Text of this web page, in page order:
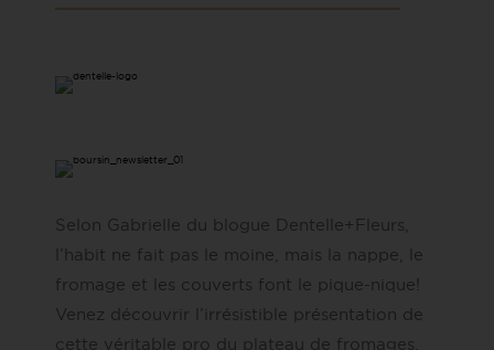
Selon Gabrielle du blogue Dentelle+Fleurs,
l’habit ne fait pas le moine, mais la nappe, le
fromage et les couverts font le pique-nique!
Venez découvrir l’irrésistible présentation de
cette véritable pro du plateau de fromages,